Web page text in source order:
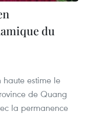
du
haute estime le
de Quang
la permanence